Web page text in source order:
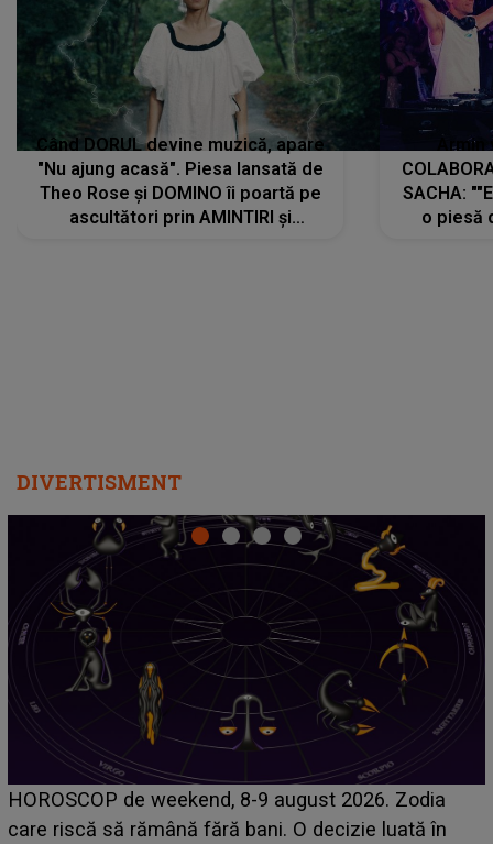
Când DORUL devine muzică, apare
"Nu ajung acasă". Piesa lansată de
Theo Rose și DOMINO îi poartă pe
ascultători prin AMINTIRI și
SACHA:
o piesă
DIVERTISMENT
Emanuel a ținut ACEST DETALIU ASCUNS până
acum! În fața Alexandrei, concurentul din Casa Iubirii